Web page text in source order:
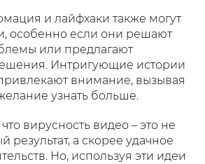
и лайфхаки также могут
особенно если они решают
или предлагают
Интригующие истории
внимание, вызывая
узнать больше.
вирусность видео – это не
результат, а скорее удачное
Но, используя эти идеи